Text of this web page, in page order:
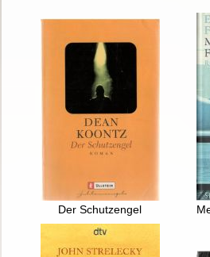
Der Schutzengel